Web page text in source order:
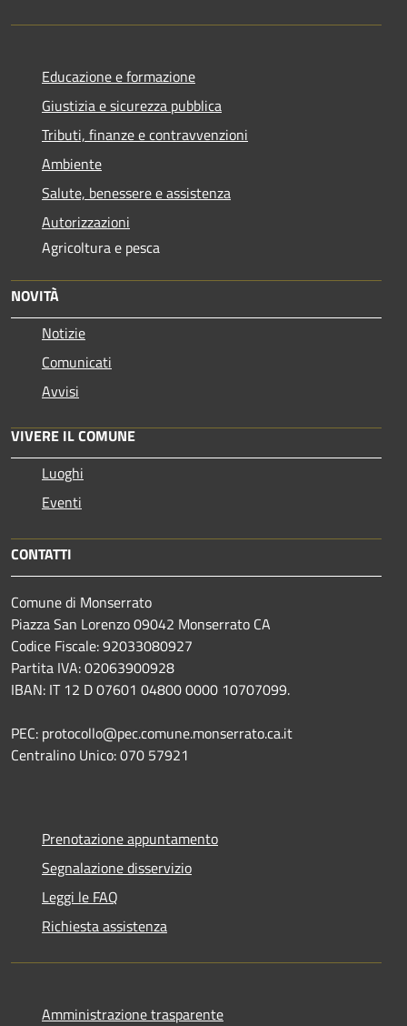
Educazione e formazione
Giustizia e sicurezza pubblica
Tributi, finanze e contravvenzioni
Ambiente
Salute, benessere e assistenza
Autorizzazioni
Agricoltura e pesca
NOVITÀ
Notizie
Comunicati
Avvisi
VIVERE IL COMUNE
Luoghi
Eventi
CONTATTI
Comune di Monserrato
Piazza San Lorenzo 09042 Monserrato CA
Codice Fiscale: 92033080927
Partita IVA: 02063900928
IBAN: IT 12 D 07601 04800 0000 10707099.
PEC: protocollo@pec.comune.monserrato.ca.it
Centralino Unico: 070 57921
Prenotazione appuntamento
Segnalazione disservizio
Leggi le FAQ
Richiesta assistenza
Amministrazione trasparente